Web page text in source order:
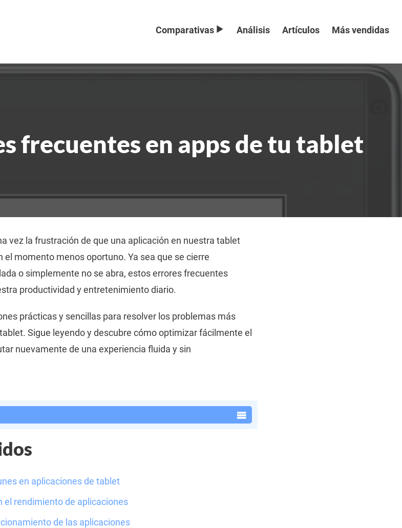
Comparativas Análisis Artículos Más vendidas
frecuentes en apps de tu tablet
vez la frustración de que una aplicación en nuestra tablet
momento menos oportuno. Ya sea que se cierre
o simplemente no se abra, estos errores frecuentes
productividad y entretenimiento diario.
prácticas y sencillas para resolver los problemas más
Sigue leyendo y descubre cómo optimizar fácilmente el
nuevamente de una experiencia fluida y sin
en aplicaciones de tablet
el rendimiento de aplicaciones
de las aplicaciones